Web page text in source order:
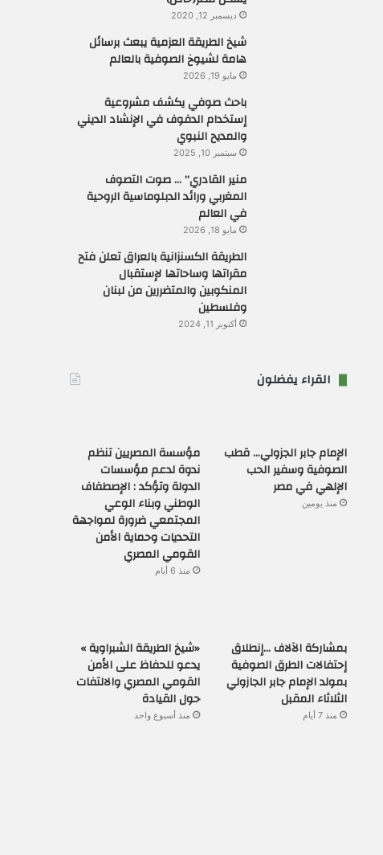
ديسمبر 12, 2020
شيخ الطريقة العزمية يبعث برسائل
هامة لشيوخ الصوفية بالعالم
مايو 19, 2026
باحث صوفي يكشف مشروعية
إستخدام الدفوف في الإنشاد الديني
والمديح النبوي
سبتمبر 10, 2025
منير القادري” … صوت التصوف
المغربي ورائد الدبلوماسية الروحية
في العالم
مايو 18, 2026
الطريقة الكسنزانية بالعراق تعلن فتح
مقراتها وساحاتها لإستقبال
المنكوبين والمتضررين من لبنان
وفلسطين
أكتوبر 11, 2024
القراء يفضلون
الإمام جابر الجزولي… قطب
الصوفية وسفير الحب
الإلهي في مصر
منذ يومين
مؤسسة المصريين تنظم
ندوة لدعم مؤسسات
الدولة وتؤكد : الإصطفاف
الوطني وبناء الوعي
المجتمعي ضرورة لمواجهة
التحديات وحماية الأمن
القومي المصري
منذ 6 أيام
بمشاركة الآلاف …إنطلاق
إحتفالات الطرق الصوفية
بمولد الإمام جابر الجازولي
الثلاثاء المقبل
منذ 7 أيام
«شيخ الطريقة الشبراوية »
يدعو للحفاظ على الأمن
القومي المصري والالتفات
حول القيادة
منذ أسبوع واحد